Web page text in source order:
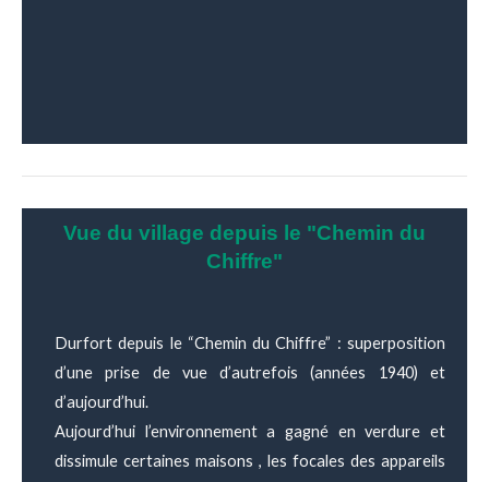
Vue du village depuis le "Chemin du
Chiffre"
Durfort depuis le “Chemin du Chiffre” : superposition
d’une prise de vue d’autrefois (années 1940) et
d’aujourd’hui.
Aujourd’hui l’environnement a gagné en verdure et
dissimule certaines maisons , les focales des appareils